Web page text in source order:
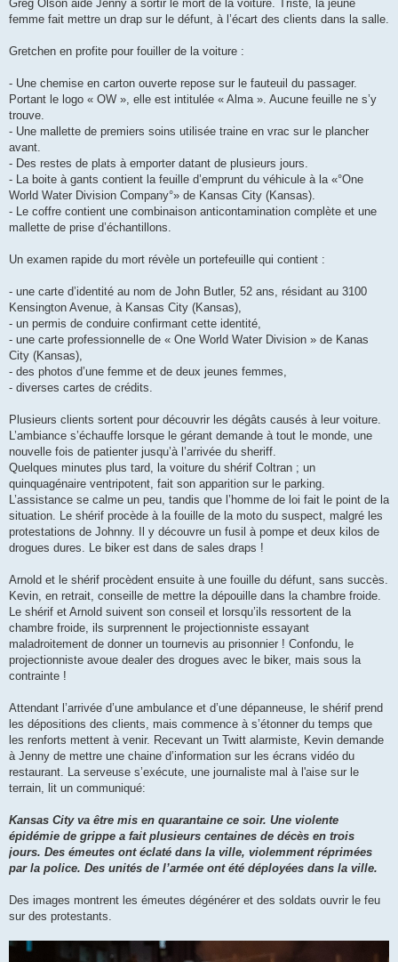
Greg Olson aide Jenny à sortir le mort de la voiture. Triste, la jeune
femme fait mettre un drap sur le défunt, à l’écart des clients dans la salle.
Gretchen en profite pour fouiller de la voiture :
- Une chemise en carton ouverte repose sur le fauteuil du passager.
Portant le logo « OW », elle est intitulée « Alma ». Aucune feuille ne s’y
trouve.
- Une mallette de premiers soins utilisée traine en vrac sur le plancher
avant.
- Des restes de plats à emporter datant de plusieurs jours.
- La boite à gants contient la feuille d’emprunt du véhicule à la «°One
World Water Division Company°» de Kansas City (Kansas).
- Le coffre contient une combinaison anticontamination complète et une
mallette de prise d’échantillons.
Un examen rapide du mort révèle un portefeuille qui contient :
- une carte d’identité au nom de John Butler, 52 ans, résidant au 3100
Kensington Avenue, à Kansas City (Kansas),
- un permis de conduire confirmant cette identité,
- une carte professionnelle de « One World Water Division » de Kanas
City (Kansas),
- des photos d’une femme et de deux jeunes femmes,
- diverses cartes de crédits.
Plusieurs clients sortent pour découvrir les dégâts causés à leur voiture.
L’ambiance s’échauffe lorsque le gérant demande à tout le monde, une
nouvelle fois de patienter jusqu’à l’arrivée du sheriff.
Quelques minutes plus tard, la voiture du shérif Coltran ; un
quinquagénaire ventripotent, fait son apparition sur le parking.
L’assistance se calme un peu, tandis que l’homme de loi fait le point de la
situation. Le shérif procède à la fouille de la moto du suspect, malgré les
protestations de Johnny. Il y découvre un fusil à pompe et deux kilos de
drogues dures. Le biker est dans de sales draps !
Arnold et le shérif procèdent ensuite à une fouille du défunt, sans succès.
Kevin, en retrait, conseille de mettre la dépouille dans la chambre froide.
Le shérif et Arnold suivent son conseil et lorsqu’ils ressortent de la
chambre froide, ils surprennent le projectionniste essayant
maladroitement de donner un tournevis au prisonnier ! Confondu, le
projectionniste avoue dealer des drogues avec le biker, mais sous la
contrainte !
Attendant l’arrivée d’une ambulance et d’une dépanneuse, le shérif prend
les dépositions des clients, mais commence à s’étonner du temps que
les renforts mettent à venir. Recevant un Twitt alarmiste, Kevin demande
à Jenny de mettre une chaine d’information sur les écrans vidéo du
restaurant. La serveuse s’exécute, une journaliste mal à l'aise sur le
terrain, lit un communiqué:
Kansas City va être mis en quarantaine ce soir. Une violente
épidémie de grippe a fait plusieurs centaines de décès en trois
jours. Des émeutes ont éclaté dans la ville, violemment réprimées
par la police. Des unités de l’armée ont été déployées dans la ville.
Des images montrent les émeutes dégénérer et des soldats ouvrir le feu
sur des protestants.